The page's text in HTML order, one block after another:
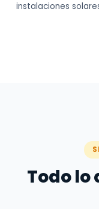
instalaciones
Todo lo